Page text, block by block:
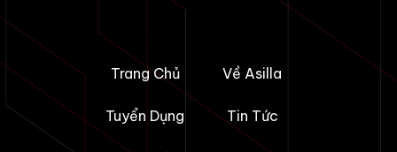
Trang Chủ Về Asilla
Tuyển Dụng Tin Tức